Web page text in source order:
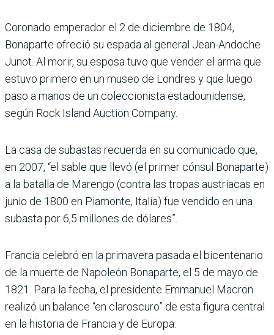
Coronado emperador el 2 de diciembre de 1804,
Bonaparte ofreció su espada al general Jean-Andoche
Junot. Al morir, su esposa tuvo que vender el arma que
estuvo primero en un museo de Londres y que luego
paso a manos de un coleccionista estadounidense,
según Rock Island Auction Company.
La casa de subastas recuerda en su comunicado que,
en 2007, “el sable que llevó (el primer cónsul Bonaparte)
a la batalla de Marengo (contra las tropas austriacas en
junio de 1800 en Piamonte, Italia) fue vendido en una
subasta por 6,5 millones de dólares”.
Francia celebró en la primavera pasada el bicentenario
de la muerte de Napoleón Bonaparte, el 5 de mayo de
1821. Para la fecha, el presidente Emmanuel Macron
realizó un balance “en claroscuro” de esta figura central
en la historia de Francia y de Europa.